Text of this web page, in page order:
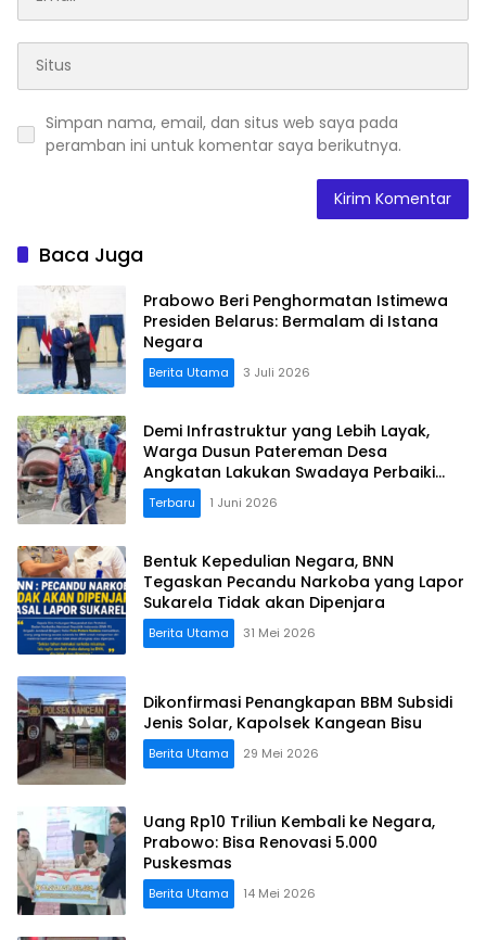
Simpan nama, email, dan situs web saya pada
peramban ini untuk komentar saya berikutnya.
Baca Juga
Prabowo Beri Penghormatan Istimewa
Presiden Belarus: Bermalam di Istana
Negara
Berita Utama 3 Juli 2026
Demi Infrastruktur yang Lebih Layak,
Warga Dusun Patereman Desa
Angkatan Lakukan Swadaya Perbaiki
Jalan Rusak
Terbaru 1 Juni 2026
Bentuk Kepedulian Negara, BNN
Tegaskan Pecandu Narkoba yang Lapor
Sukarela Tidak akan Dipenjara
Berita Utama 31 Mei 2026
Dikonfirmasi Penangkapan BBM Subsidi
Jenis Solar, Kapolsek Kangean Bisu
Berita Utama 29 Mei 2026
Uang Rp10 Triliun Kembali ke Negara,
Prabowo: Bisa Renovasi 5.000
Puskesmas
Berita Utama 14 Mei 2026